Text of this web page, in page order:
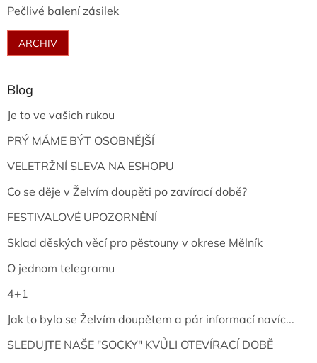
Pečlivé balení zásilek
ARCHIV
Blog
Je to ve vašich rukou
PRÝ MÁME BÝT OSOBNĚJŠÍ
VELETRŽNÍ SLEVA NA ESHOPU
Co se děje v Želvím doupěti po zavírací době?
FESTIVALOVÉ UPOZORNĚNÍ
Sklad děských věcí pro pěstouny v okrese Mělník
O jednom telegramu
4+1
Jak to bylo se Želvím doupětem a pár informací navíc...
SLEDUJTE NAŠE "SOCKY" KVŮLI OTEVÍRACÍ DOBĚ